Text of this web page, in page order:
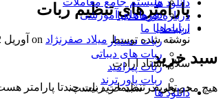
دانلود ها
درباره فرهاد دیبا
ارتباط با ما
سبد خرید
هیچ محصولی در سبد خرید نیست.
دوره های آموزشی
ربات ها
ربات دستیار
ربات های دیباتی
ربات پیرامید
ربات پاور ترند
دانلود ها
پارامترهای تنظیم ربات
نوشته شده توسط میلاد صفرنژاد on آوریل 22, 2023 در 2:43 ق.ظ
سلام استاد ارادت
در تعریف تنظیمات ربات چندتا پارامتر